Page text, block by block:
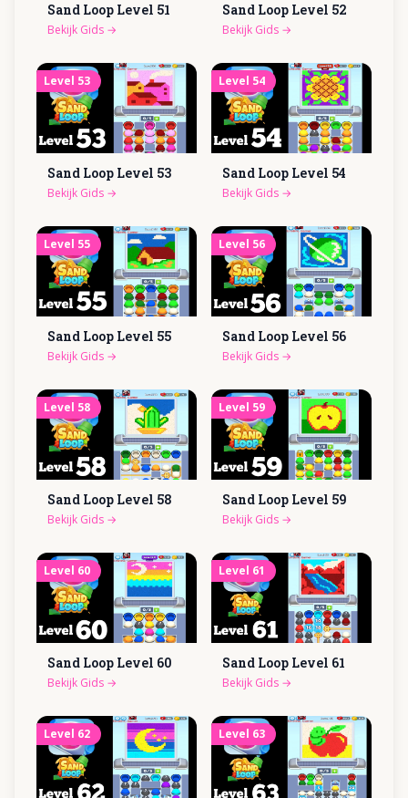
Sand Loop Level 51
Bekijk Gids →
Sand Loop Level 52
Bekijk Gids →
Level 53
Sand Loop Level 53
Bekijk Gids →
Level 54
Sand Loop Level 54
Bekijk Gids →
Level 55
Sand Loop Level 55
Bekijk Gids →
Level 56
Sand Loop Level 56
Bekijk Gids →
Level 58
Sand Loop Level 58
Bekijk Gids →
Level 59
Sand Loop Level 59
Bekijk Gids →
Level 60
Sand Loop Level 60
Bekijk Gids →
Level 61
Sand Loop Level 61
Bekijk Gids →
Level 62 Level 63